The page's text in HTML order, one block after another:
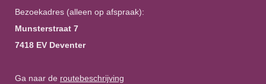
Bezoekadres (alleen op afspraak):
Munsterstraat 7
7418 EV Deventer
Ga naar de routebeschrijving